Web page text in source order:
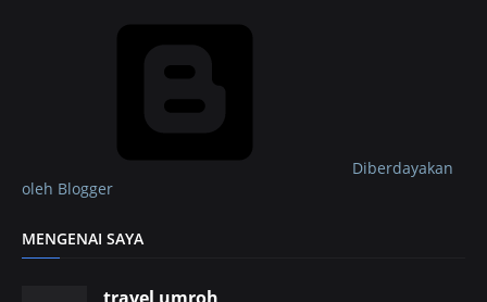
Diberdayakan
oleh Blogger
MENGENAI SAYA